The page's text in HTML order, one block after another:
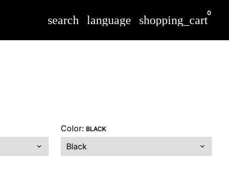
search language shopping_cart
0
Color: BLACK